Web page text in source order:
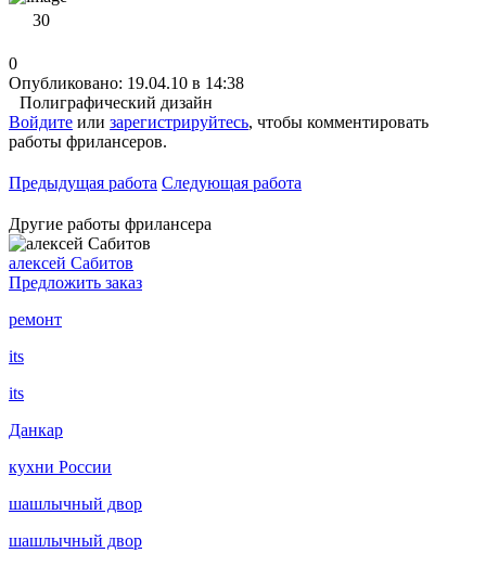
30
0
Опубликовано: 19.04.10 в 14:38
Полиграфический дизайн
Войдите или зарегистрируйтесь, чтобы комментировать
работы фрилансеров.
Предыдущая работа Следующая работа
Другие работы фрилансера
алексей Сабитов
Предложить заказ
ремонт
its
its
Данкар
кухни России
шашлычный двор
шашлычный двор